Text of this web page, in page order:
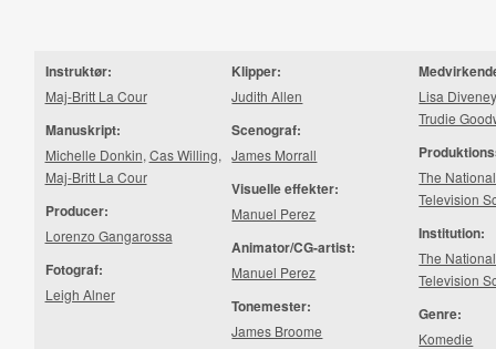
Instruktør:
Maj-Britt La Cour
Manuskript:
Michelle Donkin, Cas Willing,
Maj-Britt La Cour
Producer:
Lorenzo Gangarossa
Fotograf:
Leigh Alner
Klipper:
Judith Allen
Scenograf:
James Morrall
Visuelle effekter:
Manuel Perez
Animator/CG-artist:
Manuel Perez
Tonemester:
James Broome
Lisa Diveney
Trudie
The
Television
Institution:
The
Television
Genre:
Komedie